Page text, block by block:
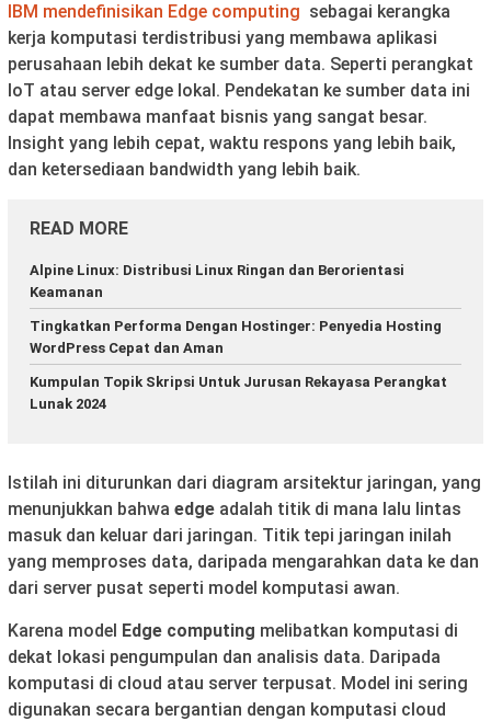
IBM mendefinisikan Edge computing sebagai kerangka
kerja komputasi terdistribusi yang membawa aplikasi
perusahaan lebih dekat ke sumber data. Seperti perangkat
IoT atau server edge lokal. Pendekatan ke sumber data ini
dapat membawa manfaat bisnis yang sangat besar.
Insight yang lebih cepat, waktu respons yang lebih baik,
dan ketersediaan bandwidth yang lebih baik.
READ MORE
Alpine Linux: Distribusi Linux Ringan dan Berorientasi
Keamanan
Tingkatkan Performa Dengan Hostinger: Penyedia Hosting
WordPress Cepat dan Aman
Kumpulan Topik Skripsi Untuk Jurusan Rekayasa Perangkat
Lunak 2024
Istilah ini diturunkan dari diagram arsitektur jaringan, yang
menunjukkan bahwa edge adalah titik di mana lalu lintas
masuk dan keluar dari jaringan. Titik tepi jaringan inilah
yang memproses data, daripada mengarahkan data ke dan
dari server pusat seperti model komputasi awan.
Karena model Edge computing melibatkan komputasi di
dekat lokasi pengumpulan dan analisis data. Daripada
komputasi di cloud atau server terpusat. Model ini sering
digunakan secara bergantian dengan komputasi cloud